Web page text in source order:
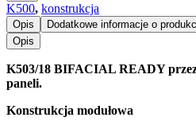
K500, konstrukcja
Opis Dodatkowe informacje o
Opis
K503/18 BIFACIAL READY
paneli.
Konstrukcja modułowa